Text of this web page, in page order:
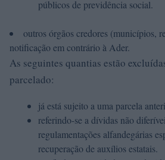
públicos de previdência social.
outros órgãos credores (municípios,
notificação em contrário à Ader.
As seguintes quantias estão
parcelado:
já está sujeito a uma parcela
referindo-se a dívidas não
regulamentações alfandegárias
recuperação de auxílios estatais.